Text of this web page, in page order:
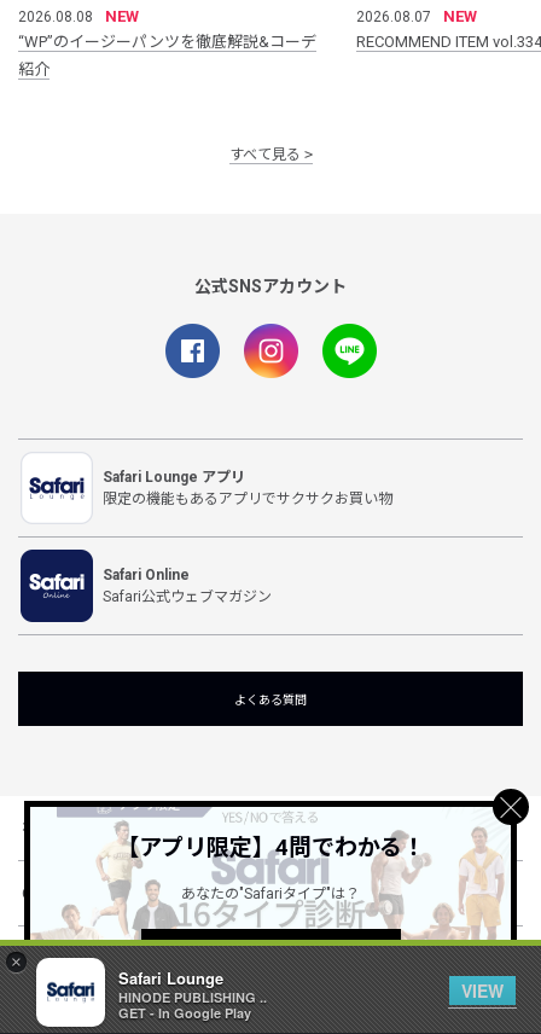
×
Safari Lounge
HINODE PUBLISHING ..
GET - In Google Play
VIEW
2026.08.08
NEW
“WP”のイージーパンツを徹底解説&コーデ
紹介
2026.08.07
NEW
RECOMMEND ITEM vol.334
すべて見る
公式SNSアカウント
Safari Lounge アプリ
限定の機能もあるアプリでサクサクお買い物
Safari Online
Safari公式ウェブマガジン
よくある質問
初めての方
Club Safariとは
ショッピングガイド
会社概要・規約
【アプリ限定】4問でわかる！
あなたの"Safariタイプ"は？
詳しくはこちら ＞